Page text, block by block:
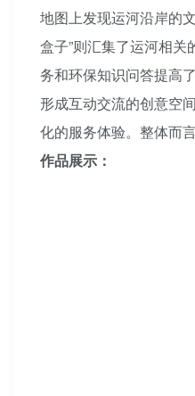
地图上发现运河沿岸的
盒子”则汇集了运河相
务和环保知识问答提高
形成互动交流的创意空
化的服务体验。整体而
作品展示：